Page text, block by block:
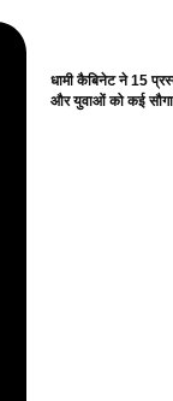
धामी कैबिनेट ने 15
और युवाओं को कई